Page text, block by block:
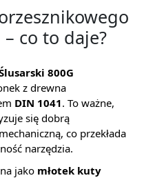
co to daje?
800G
z drewna
DIN 1041. To ważne,
się dobrą
co przekłada
narzędzia.
jako młotek kuty